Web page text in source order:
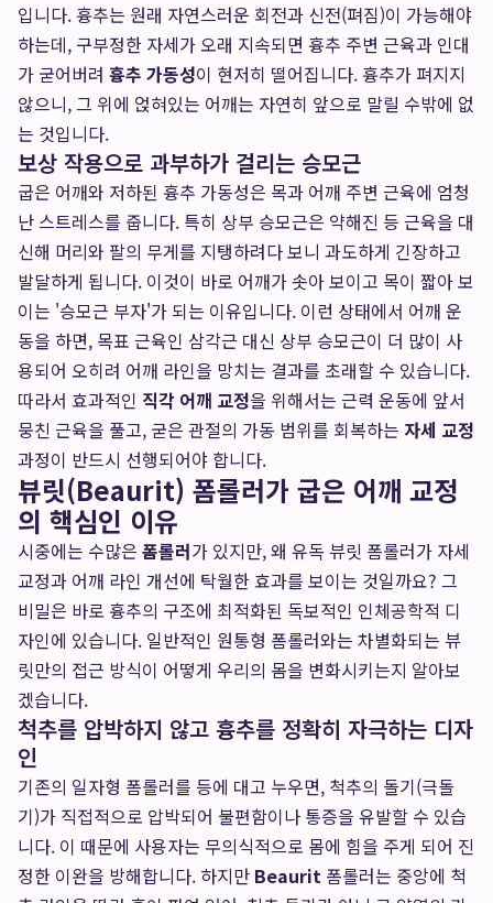
입니다. 흉추는 원래 자연스러운 회전과 신전(펴짐)이 가능해야
하는데, 구부정한 자세가 오래 지속되면 흉추 주변 근육과 인대
가 굳어버려 흉추 가동성이 현저히 떨어집니다. 흉추가 펴지지
않으니, 그 위에 얹혀있는 어깨는 자연히 앞으로 말릴 수밖에 없
는 것입니다.
보상 작용으로 과부하가 걸리는 승모근
굽은 어깨와 저하된 흉추 가동성은 목과 어깨 주변 근육에 엄청
난 스트레스를 줍니다. 특히 상부 승모근은 약해진 등 근육을 대
신해 머리와 팔의 무게를 지탱하려다 보니 과도하게 긴장하고
발달하게 됩니다. 이것이 바로 어깨가 솟아 보이고 목이 짧아 보
이는 '승모근 부자'가 되는 이유입니다. 이런 상태에서 어깨 운
동을 하면, 목표 근육인 삼각근 대신 상부 승모근이 더 많이 사
용되어 오히려 어깨 라인을 망치는 결과를 초래할 수 있습니다.
따라서 효과적인 직각 어깨 교정을 위해서는 근력 운동에 앞서
뭉친 근육을 풀고, 굳은 관절의 가동 범위를 회복하는 자세 교정
과정이 반드시 선행되어야 합니다.
뷰릿(Beaurit) 폼롤러가 굽은 어깨 교정
의 핵심인 이유
시중에는 수많은 폼롤러가 있지만, 왜 유독 뷰릿 폼롤러가 자세
교정과 어깨 라인 개선에 탁월한 효과를 보이는 것일까요? 그
비밀은 바로 흉추의 구조에 최적화된 독보적인 인체공학적 디
자인에 있습니다. 일반적인 원통형 폼롤러와는 차별화되는 뷰
릿만의 접근 방식이 어떻게 우리의 몸을 변화시키는지 알아보
겠습니다.
척추를 압박하지 않고 흉추를 정확히 자극하는 디자
인
기존의 일자형 폼롤러를 등에 대고 누우면, 척추의 돌기(극돌
기)가 직접적으로 압박되어 불편함이나 통증을 유발할 수 있습
니다. 이 때문에 사용자는 무의식적으로 몸에 힘을 주게 되어 진
정한 이완을 방해합니다. 하지만 Beaurit 폼롤러는 중앙에 척